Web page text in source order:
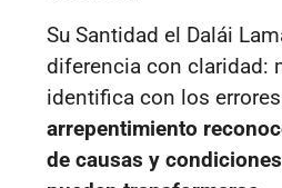
Su Santidad el Dalái
diferencia con claridad:
identifica con los
arrepentimiento
de causas y